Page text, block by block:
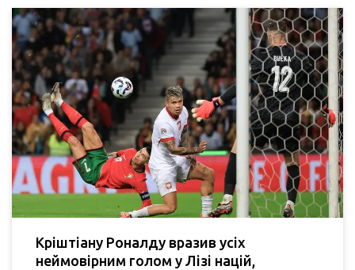
Кріштіану Роналду вразив усіх
неймовірним голом у Лізі націй,